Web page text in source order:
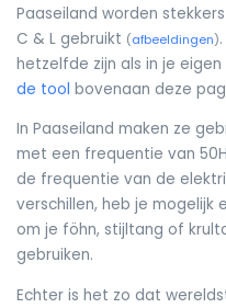
Paaseiland worden
C & L gebruikt (afbeeldingen)
hetzelfde zijn als in je
de tool bovenaan deze
In Paaseiland maken ze
met een frequentie van
de frequentie van de
verschillen, heb je mogelijk
om je föhn, stijltang of
gebruiken.
Echter is het zo dat